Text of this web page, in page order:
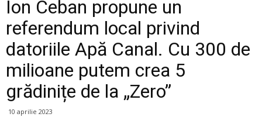
Ion Ceban propune un
referendum local privind
datoriile Apă Canal. Cu 300 de
milioane putem crea 5
grădinițe de la „Zero”
10 aprilie 2023